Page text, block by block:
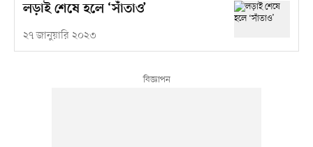
লড়াই শেষে হলে ‘সাঁতাও’
২৭ জানুয়ারি ২০২৩